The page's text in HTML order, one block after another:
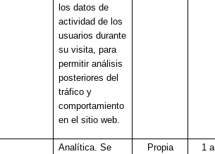
los datos de
actividad de los
usuarios durante
su visita, para
permitir análisis
posteriores del
tráfico y
comportamiento
en el sitio web.
Analítica. Se
Propia 1